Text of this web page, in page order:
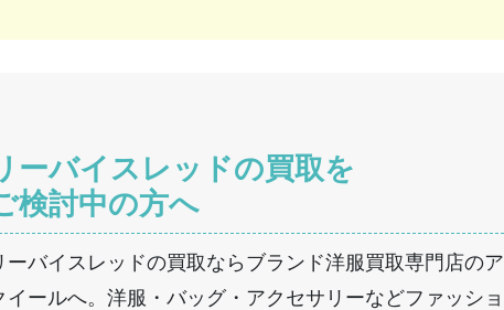
ーバイスレッドの買取を
検討中の方へ
ーバイスレッドの買取ならブランド洋服買取専門店のア
イールへ。洋服・バッグ・アクセサリーなどファッショ